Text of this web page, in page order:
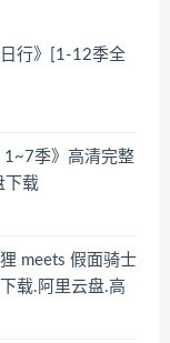
行》[1-12季全
1~7季》高清完整
下载
meets 假面骑士
载.阿里云盘.高